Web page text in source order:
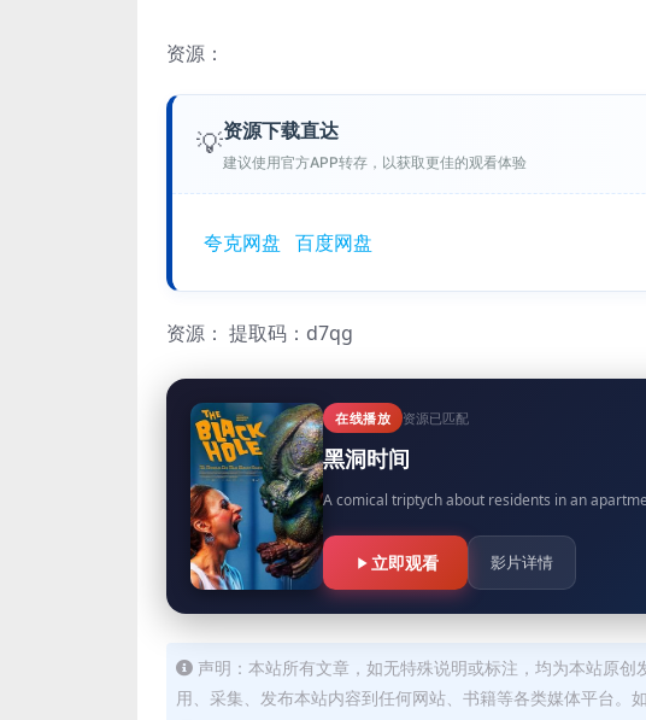
资源：
💡资源下载直达
建议使用官方APP转存，以获取更佳的观看体验
夸克网盘 百度网盘
资源： 提取码：d7qg
在线播放 资源已匹配
黑洞时间
A comical triptych about residents in an
立即观看 影片详情
声明：本站所有文章，如无特殊说明或标注，均为本站原
用、采集、发布本站内容到任何网站、书籍等各类媒体平台。